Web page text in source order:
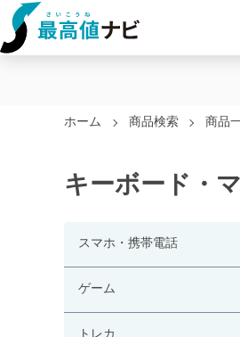
ホーム 商品検索 商品
キーボード・
スマホ・携帯電話
ゲーム